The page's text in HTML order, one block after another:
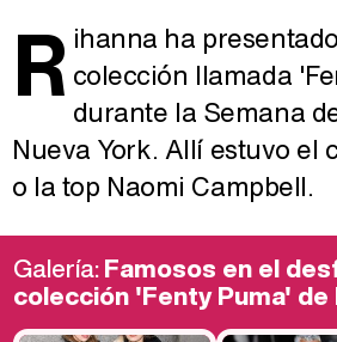
R ihanna ha
colección llamada
durante la Semana
Nueva York. Allí estuvo el
o la top Naomi Campbell.
Galería:Famosos en el
colección 'Fenty Puma' de